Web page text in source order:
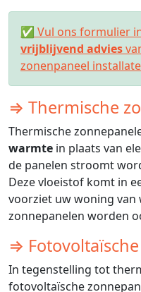
✅ Vul ons formulier
vrijblijvend advies
zonenpaneel
⇒ Thermische
Thermische
warmte in plaats van
de panelen stroomt
Deze vloeistof komt in
voorziet uw woning van
zonnepanelen worden
⇒
In tegenstelling tot
fotovoltaïsche